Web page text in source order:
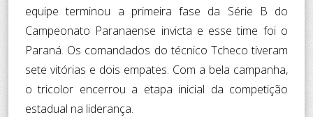
equipe terminou a primeira fase da Série B do
Campeonato Paranaense invicta e esse time foi o
Paraná. Os comandados do técnico Tcheco tiveram
sete vitórias e dois empates. Com a bela campanha,
o tricolor encerrou a etapa inicial da competição
estadual na liderança.